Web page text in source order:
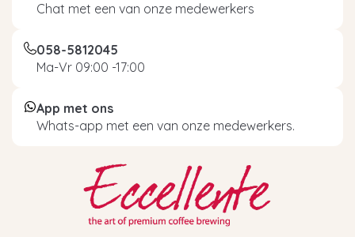
Chat met een van onze medewerkers
058-5812045
Ma-Vr 09:00 -17:00
App met ons
Whats-app met een van onze medewerkers.